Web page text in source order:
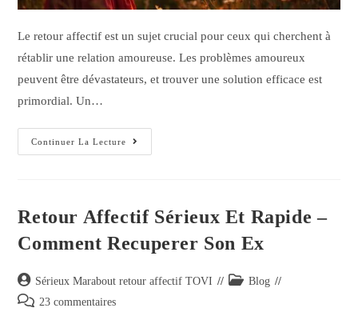
Le retour affectif est un sujet crucial pour ceux qui cherchent à
rétablir une relation amoureuse. Les problèmes amoureux
peuvent être dévastateurs, et trouver une solution efficace est
primordial. Un…
Continuer La Lecture
Retour Affectif Sérieux Et Rapide –
Comment Recuperer Son Ex
Sérieux Marabout retour affectif TOVI
Blog
23 commentaires